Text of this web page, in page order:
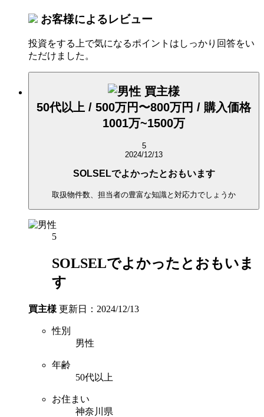
お客様によるレビュー
投資をする上で気になるポイントはしっかり回答をい
ただけました。
買主様
50代以上 / 500万円〜800万円 / 購入価格
1001万~1500万
5
2024/12/13
SOLSELでよかったとおもいます
取扱物件数、担当者の豊富な知識と対応力でしょうか
5
SOLSELでよかったとおもいま
す
買主様 更新日：2024/12/13
性別
男性
年齢
50代以上
お住まい
神奈川県